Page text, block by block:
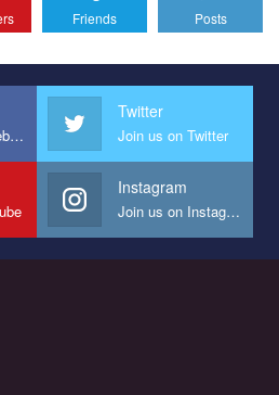
Friends Posts
Join us on Facebook
Twitter
Join us on Twitter
Instagram
Join us on Instagram